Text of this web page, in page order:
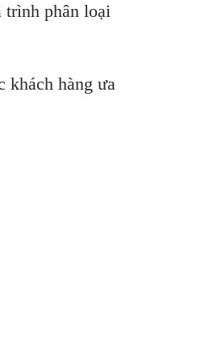
trình phân loại
khách hàng ưa